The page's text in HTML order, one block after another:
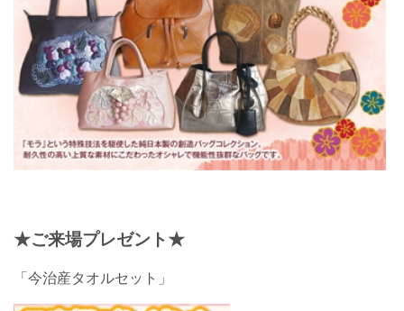
★ご来場プレゼント★
「今治産タオルセット」